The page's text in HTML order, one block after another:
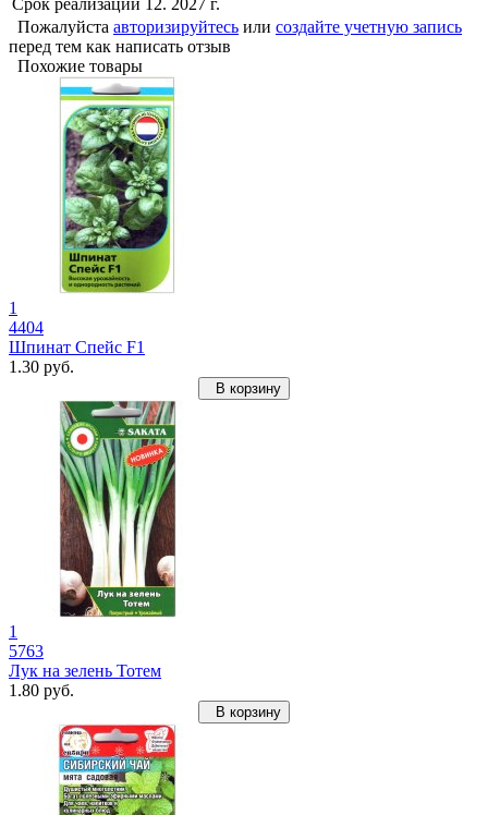
Срок реализации 12. 2027 г.
Пожалуйста авторизируйтесь или создайте учетную запись
перед тем как написать отзыв
Похожие товары
1
4404
Шпинат Спейс F1
1.30 руб.
В корзину
1
5763
Лук на зелень Тотем
1.80 руб.
В корзину